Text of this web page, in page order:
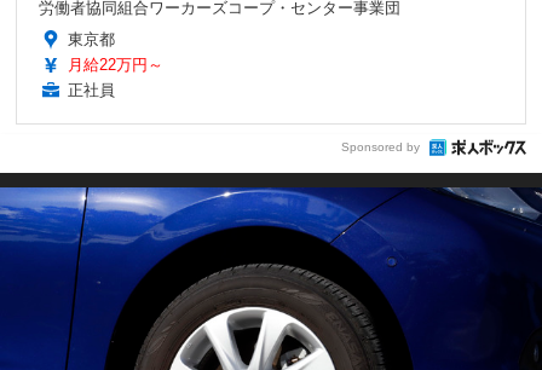
労働者協同組合ワーカーズコープ・センター事業団
東京都
月給22万円～
正社員
Sponsored by